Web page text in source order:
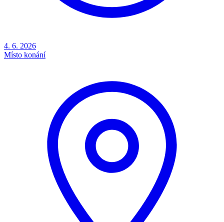
4. 6. 2026
Místo konání